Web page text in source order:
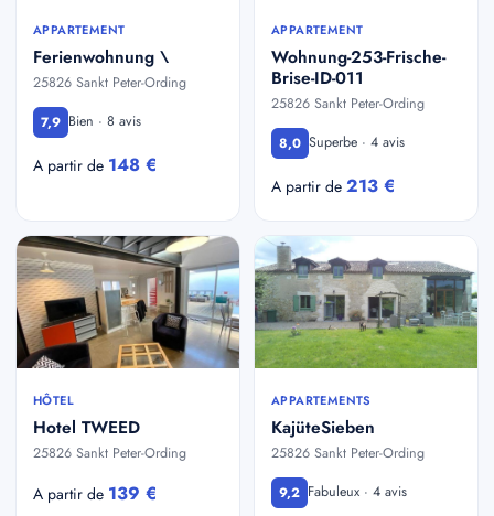
APPARTEMENT
Ferienwohnung \
25826 Sankt Peter-Ording
7,9 Bien · 8 avis
A partir de 148 €
APPARTEMENT
Wohnung-253-Frische-
Brise-ID-011
25826 Sankt Peter-Ording
8,0 Superbe · 4 avis
A partir de 213 €
HÔTEL
Hotel TWEED
25826 Sankt Peter-Ording
A partir de 139 €
APPARTEMENTS
KajüteSieben
25826 Sankt Peter-Ording
9,2 Fabuleux · 4 avis